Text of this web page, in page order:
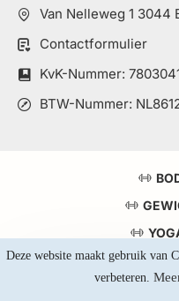
Deze website maakt gebruik van
verbeteren.
Van Nelleweg 1 3044
Contactformulier
KvK-Nummer:
BTW-Nummer:
TOP 5